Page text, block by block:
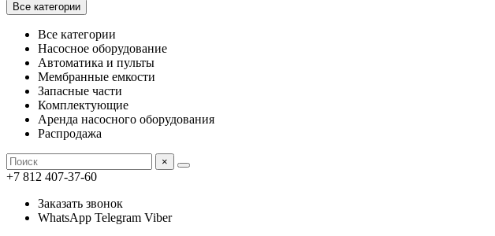
Все категории
Все категории
Насосное оборудование
Автоматика и пульты
Мембранные емкости
Запасные части
Комплектующие
Аренда насосного оборудования
Распродажа
×
+7 812 407-37-60
Заказать звонок
WhatsApp Telegram Viber